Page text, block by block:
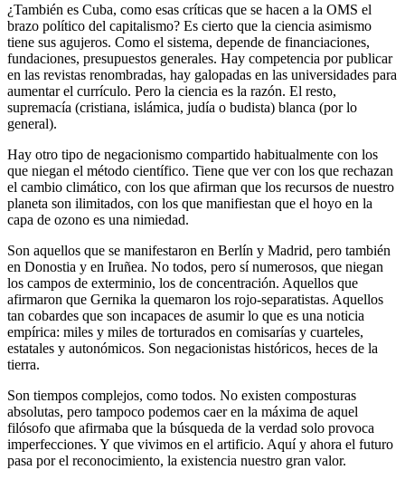
¿También es Cuba, como esas críticas que se hacen a la OMS el
brazo político del capitalismo? Es cierto que la ciencia asimismo
tiene sus agujeros. Como el sistema, depende de financiaciones,
fundaciones, presupuestos generales. Hay competencia por publicar
en las revistas renombradas, hay galopadas en las universidades para
aumentar el currículo. Pero la ciencia es la razón. El resto,
supremacía (cristiana, islámica, judía o budista) blanca (por lo
general).
Hay otro tipo de negacionismo compartido habitualmente con los
que niegan el método científico. Tiene que ver con los que rechazan
el cambio climático, con los que afirman que los recursos de nuestro
planeta son ilimitados, con los que manifiestan que el hoyo en la
capa de ozono es una nimiedad.
Son aquellos que se manifestaron en Berlín y Madrid, pero también
en Donostia y en Iruñea. No todos, pero sí numerosos, que niegan
los campos de exterminio, los de concentración. Aquellos que
afirmaron que Gernika la quemaron los rojo-separatistas. Aquellos
tan cobardes que son incapaces de asumir lo que es una noticia
empírica: miles y miles de torturados en comisarías y cuarteles,
estatales y autonómicos. Son negacionistas históricos, heces de la
tierra.
Son tiempos complejos, como todos. No existen composturas
absolutas, pero tampoco podemos caer en la máxima de aquel
filósofo que afirmaba que la búsqueda de la verdad solo provoca
imperfecciones. Y que vivimos en el artificio. Aquí y ahora el futuro
pasa por el reconocimiento, la existencia nuestro gran valor.